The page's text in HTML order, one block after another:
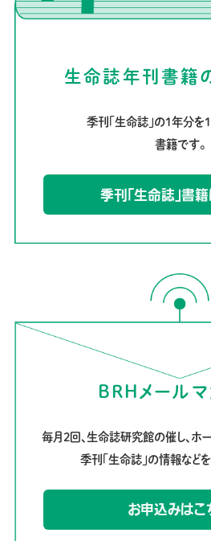
生命誌年刊書籍
季刊「生命誌」の1年分を
書籍です。
季刊「生命誌」書
BRHメール
毎月2回、生命誌研究館の催し、ホ
季刊「生命誌」の情報など
お申込みはこ